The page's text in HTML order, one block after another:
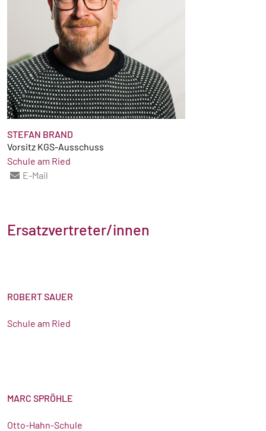
STEFAN BRAND
Vorsitz KGS-Ausschuss
Schule am Ried
E-Mail
Ersatzvertreter/innen
ROBERT SAUER
Schule am Ried
MARC SPRÖHLE
Otto-Hahn-Schule